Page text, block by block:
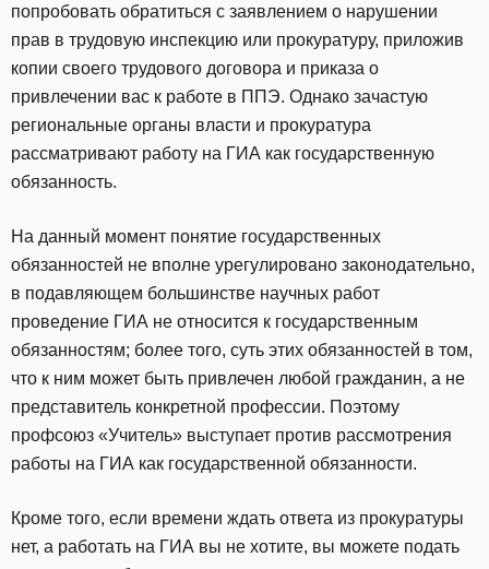
попробовать обратиться с заявлением о нарушении
прав в трудовую инспекцию или прокуратуру, приложив
копии своего трудового договора и приказа о
привлечении вас к работе в ППЭ. Однако зачастую
региональные органы власти и прокуратура
рассматривают работу на ГИА как государственную
обязанность.
На данный момент понятие государственных
обязанностей не вполне урегулировано законодательно,
в подавляющем большинстве научных работ
проведение ГИА не относится к государственным
обязанностям; более того, суть этих обязанностей в том,
что к ним может быть привлечен любой гражданин, а не
представитель конкретной профессии. Поэтому
профсоюз «Учитель» выступает против рассмотрения
работы на ГИА как государственной обязанности.
Кроме того, если времени ждать ответа из прокуратуры
нет, а работать на ГИА вы не хотите, вы можете подать